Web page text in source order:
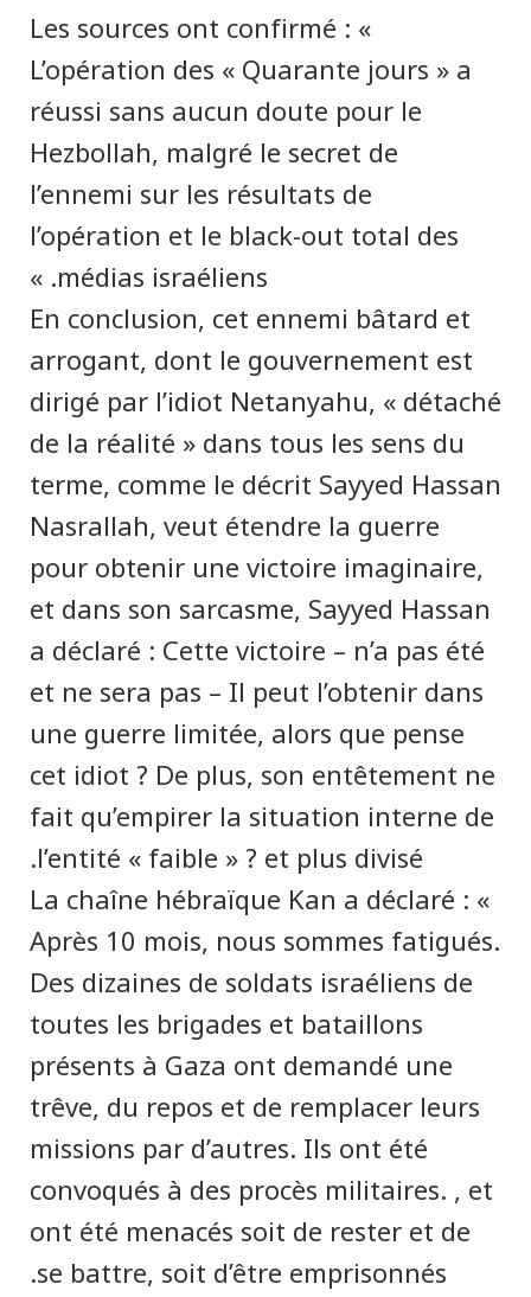
Les sources ont confirmé : «
L’opération des « Quarante jours » a
réussi sans aucun doute pour le
Hezbollah, malgré le secret de
l’ennemi sur les résultats de
l’opération et le black-out total des
médias israéliens. »
En conclusion, cet ennemi bâtard et
arrogant, dont le gouvernement est
dirigé par l’idiot Netanyahu, « détaché
de la réalité » dans tous les sens du
terme, comme le décrit Sayyed Hassan
Nasrallah, veut étendre la guerre
pour obtenir une victoire imaginaire,
et dans son sarcasme, Sayyed Hassan
a déclaré : Cette victoire – n’a pas été
et ne sera pas – Il peut l’obtenir dans
une guerre limitée, alors que pense
cet idiot ? De plus, son entêtement ne
fait qu’empirer la situation interne de
l’entité « faible » ? et plus divisé.
La chaîne hébraïque Kan a déclaré : «
Après 10 mois, nous sommes fatigués.
Des dizaines de soldats israéliens de
toutes les brigades et bataillons
présents à Gaza ont demandé une
trêve, du repos et de remplacer leurs
missions par d’autres. Ils ont été
convoqués à des procès militaires. , et
ont été menacés soit de rester et de
se battre, soit d’être emprisonnés.